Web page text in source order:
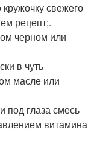
свежего
рецепт;.
черном или
в чуть
масле или
под глаза смесь
витамина